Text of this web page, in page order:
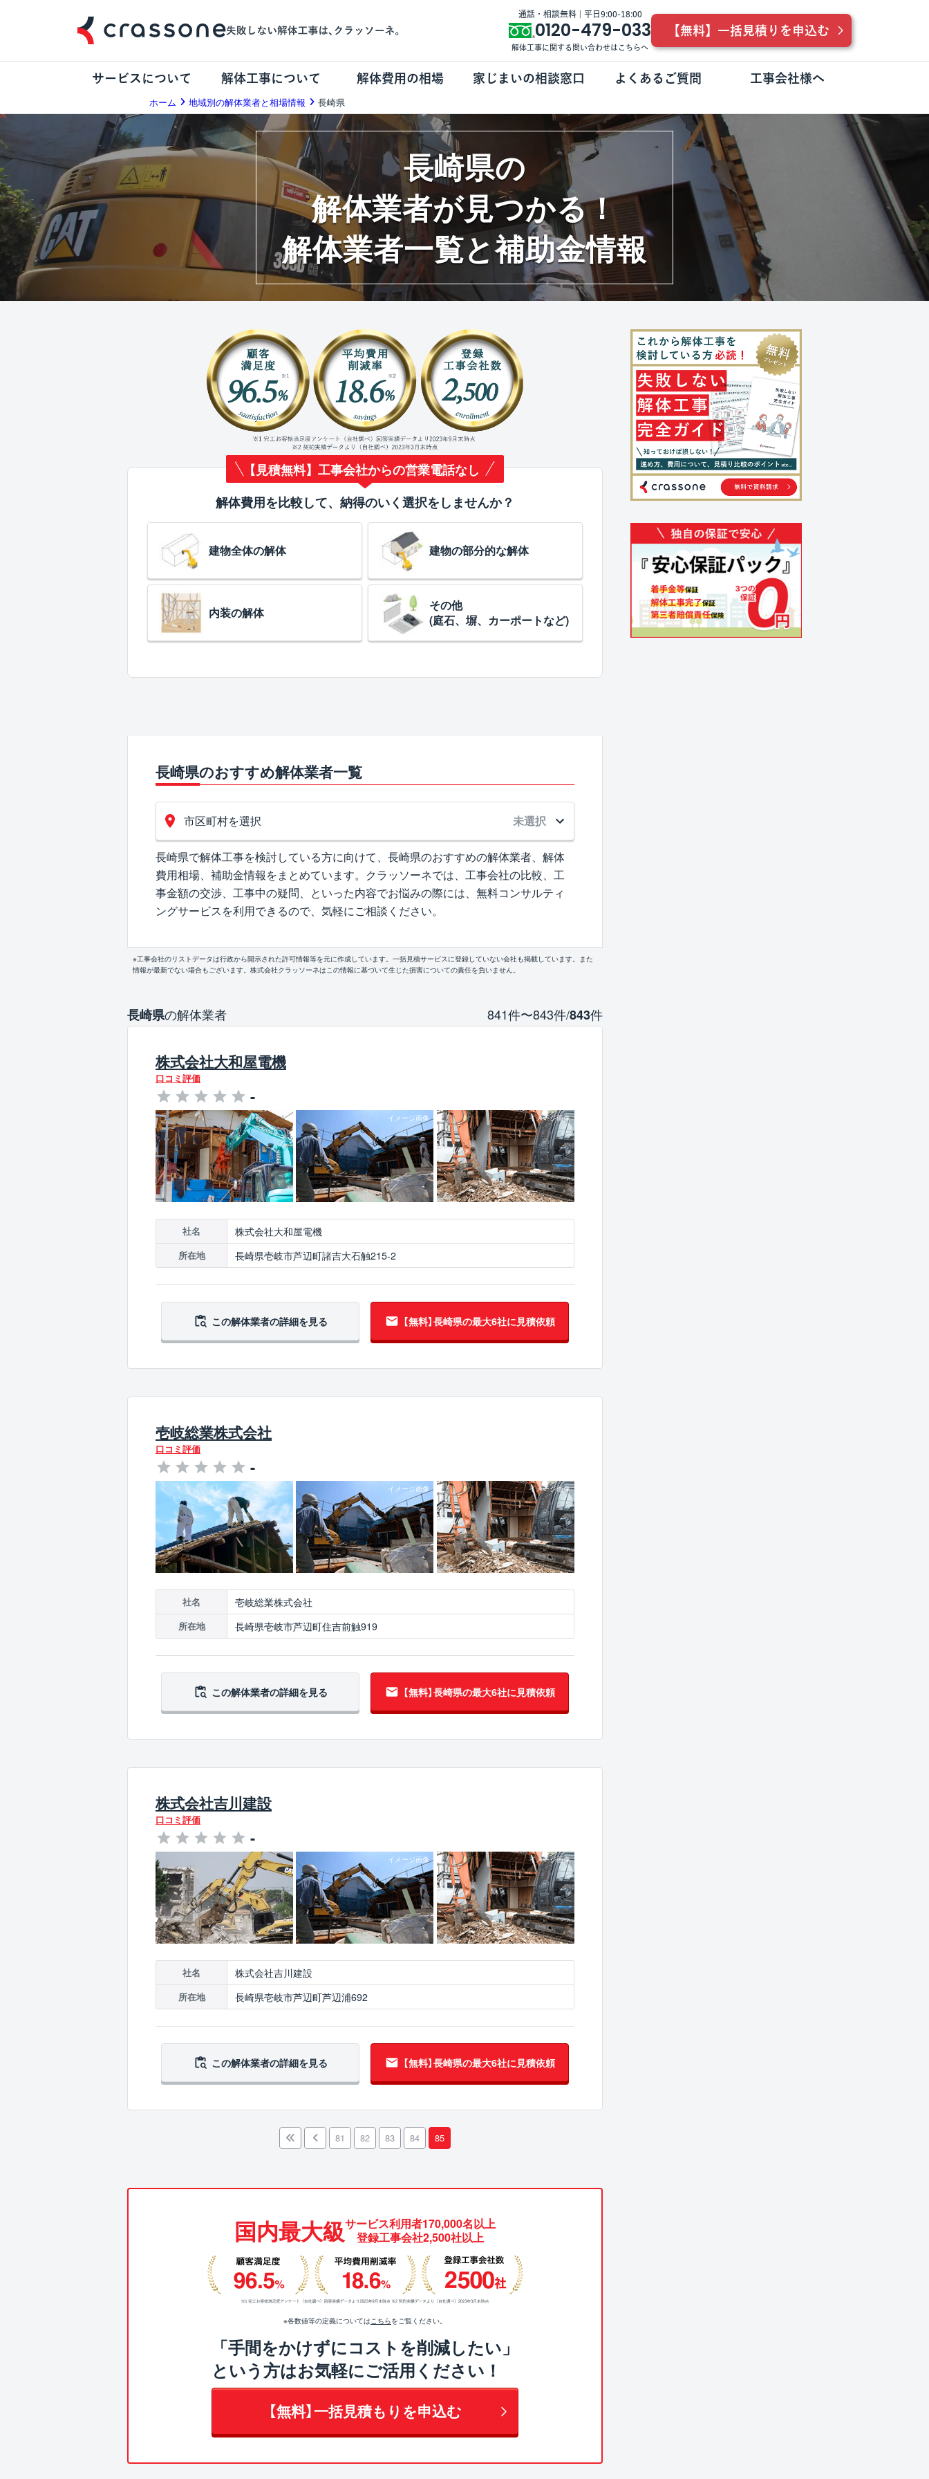
通話・相談無料 | 平日9:00-18:00
0120-479-033
解体工事に関する問い合わせはこちらへ
【無料】一括見積りを申込む
サービスについて 解体工事について 解体費用の相場 家じまいの相談窓口 よくあるご質問 工事会社様へ
ホーム 地域別の解体業者と相場情報 長崎県
長崎県の
解体業者が見つかる！
解体業者一覧と補助金情報
【見積無料】工事会社からの営業電話なし
解体費用を比較して、納得のいく選択をしませんか？
建物全体の解体 建物の部分的な解体
内装の解体
その他
(庭石、塀、カーポートなど)
長崎県のおすすめ解体業者一覧
市区町村を選択 未選択
長崎県で解体工事を検討している方に向けて、長崎県のおすすめの解体業者、解体
費用相場、補助金情報をまとめています。クラッソーネでは、工事会社の比較、工
事金額の交渉、工事中の疑問、といった内容でお悩みの際には、無料コンサルティ
ングサービスを利用できるので、気軽にご相談ください。
※工事会社のリストデータは行政から開示された許可情報等を元に作成しています。一括見積サービスに登録していない会社も掲載しています。また
情報が最新でない場合もございます。株式会社クラッソーネはこの情報に基づいて生じた損害についての責任を負いません。
長崎県の解体業者 841件〜843件/843件
株式会社大和屋電機
口コミ評価
-
社名 株式会社大和屋電機
所在地 長崎県壱岐市芦辺町諸吉大石触215-2
この解体業者の詳細を見る 【無料】長崎県の最大6社に見積依頼
壱岐総業株式会社
口コミ評価
-
社名 壱岐総業株式会社
所在地 長崎県壱岐市芦辺町住吉前触919
この解体業者の詳細を見る 【無料】長崎県の最大6社に見積依頼
株式会社吉川建設
口コミ評価
-
社名 株式会社吉川建設
所在地 長崎県壱岐市芦辺町芦辺浦692
この解体業者の詳細を見る 【無料】長崎県の最大6社に見積依頼
81 82 83 84 85
国内最大級サービス利用者170,000名以上
登録工事会社2,500社以上
※各数値等の定義については こちらをご覧ください。
「手間をかけずにコストを削減したい」
という方はお気軽にご活用ください！
【無料】一括見積もりを申込む